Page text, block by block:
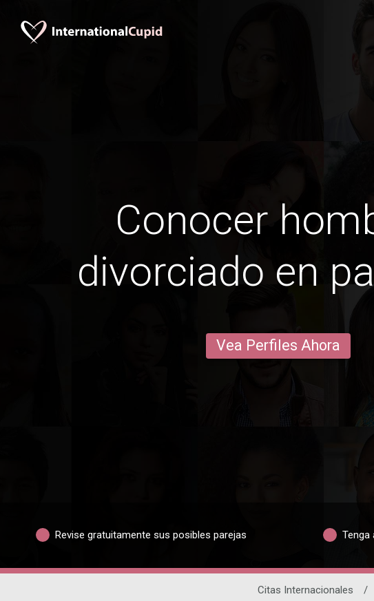
Conocer
divorciado en
Vea Perfiles Ahora
Revise gratuitamente sus posibles parejas Tenga
Citas Internacionales /